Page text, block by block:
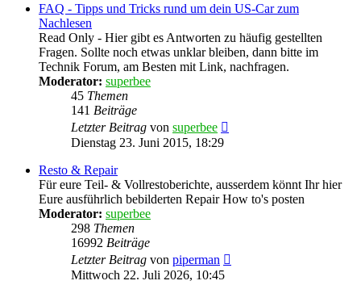
FAQ - Tipps und Tricks rund um dein US-Car zum
Nachlesen
Read Only - Hier gibt es Antworten zu häufig gestellten
Fragen. Sollte noch etwas unklar bleiben, dann bitte im
Technik Forum, am Besten mit Link, nachfragen.
Moderator: superbee
45 Themen
141 Beiträge
Letzter Beitrag von superbee
Dienstag 23. Juni 2015, 18:29
Resto & Repair
Für eure Teil- & Vollrestoberichte, ausserdem könnt Ihr hier
Eure ausführlich bebilderten Repair How to's posten
Moderator: superbee
298 Themen
16992 Beiträge
Letzter Beitrag von piperman
Mittwoch 22. Juli 2026, 10:45